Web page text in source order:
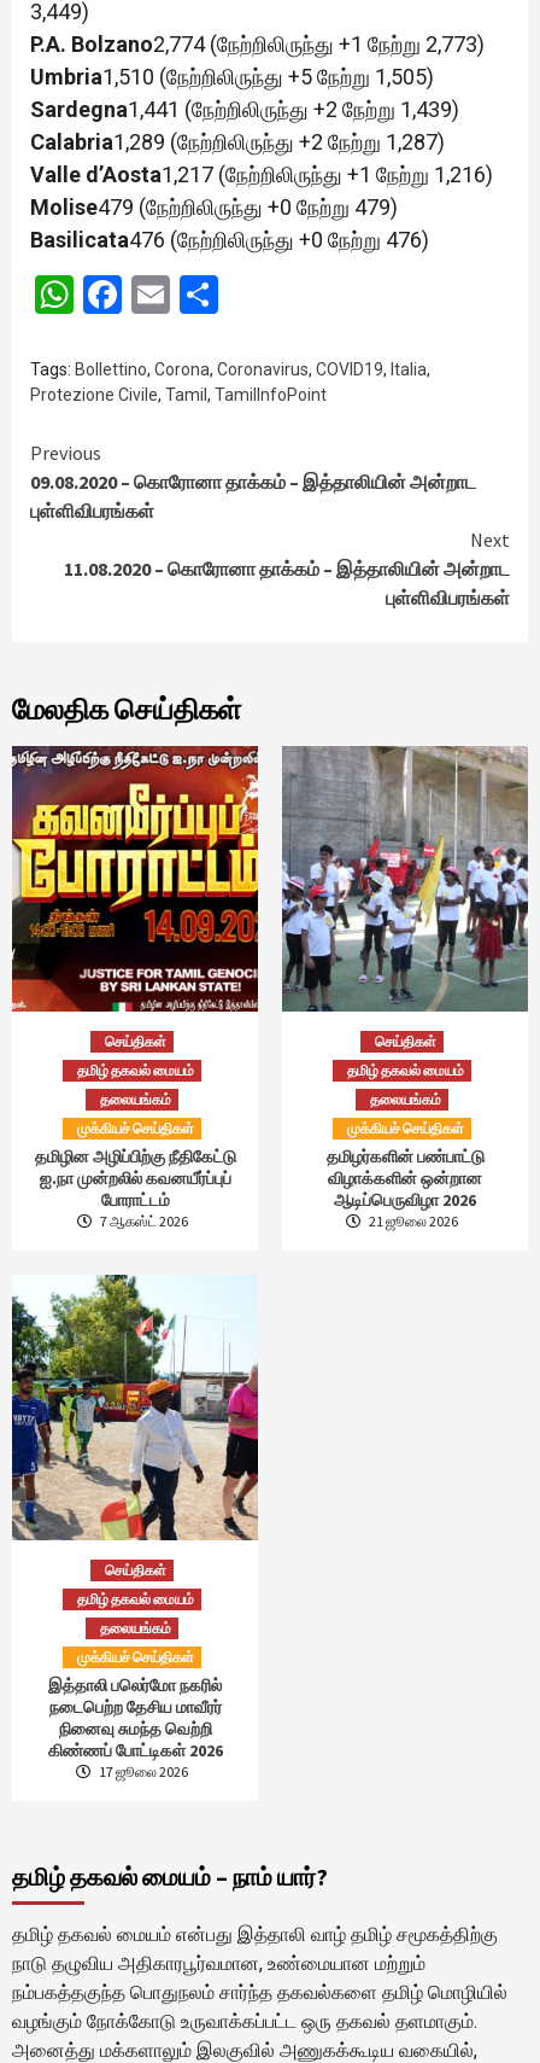
3,449)
P.A. Bolzano2,774 (நேற்றிலிருந்து +1 நேற்று 2,773)
Umbria1,510 (நேற்றிலிருந்து +5 நேற்று 1,505)
Sardegna1,441 (நேற்றிலிருந்து +2 நேற்று 1,439)
Calabria1,289 (நேற்றிலிருந்து +2 நேற்று 1,287)
Valle d’Aosta1,217 (நேற்றிலிருந்து +1 நேற்று 1,216)
Molise479 (நேற்றிலிருந்து +0 நேற்று 479)
Basilicata476 (நேற்றிலிருந்து +0 நேற்று 476)
WhatsApp
Facebook
Email
Tags: Bollettino, Corona, Coronavirus, COVID19, Italia,
Protezione Civile, Tamil , TamilInfoPoint
Continue
Reading
Previous
09.08.2020 – கொரோனா தாக்கம் – இத்தாலியின் அன்றாட
புள்ளிவிபரங்கள்
Next
11.08.2020 – கொரோனா தாக்கம் – இத்தாலியின் அன்றாட
புள்ளிவிபரங்கள்
மேலதிக செய்திகள்
செய்திகள்
தமிழ் தகவல் மையம்
தலையங்கம்
முக்கியச் செய்திகள்
தமிழின அழிப்பிற்கு நீதிகேட்டு
ஐ.நா முன்றலில் கவனயீர்ப்புப்
போராட்டம்
7 ஆகஸ்ட் 2026
செய்திகள்
தமிழ் தகவல் மையம்
தலையங்கம்
முக்கியச் செய்திகள்
தமிழர்களின் பண்பாட்டு
விழாக்களின் ஒன்றான
ஆடிப்பெருவிழா 2026
21 ஜூலை 2026
செய்திகள்
தமிழ் தகவல் மையம்
தலையங்கம்
முக்கியச் செய்திகள்
இத்தாலி பலெர்மோ நகரில்
நடைபெற்ற தேசிய மாவீரர்
நினைவு சுமந்த வெற்றி
கிண்ணப் போட்டிகள் 2026
17 ஜூலை 2026
தமிழ் தகவல் மையம் – நாம் யார்?
தமிழ் தகவல் மையம் என்பது இத்தாலி வாழ் தமிழ் சமூகத்திற்கு
நாடு தழுவிய அதிகாரபூர்வமான, உண்மையான மற்றும்
நம்பகத்தகுந்த பொதுநலம் சார்ந்த தகவல்களை தமிழ் மொழியில்
வழங்கும் நோக்கோடு உருவாக்கப்பட்ட ஒரு தகவல் தளமாகும்.
அனைத்து மக்களாலும் இலகுவில் அணுகக்கூடிய வகையில்,